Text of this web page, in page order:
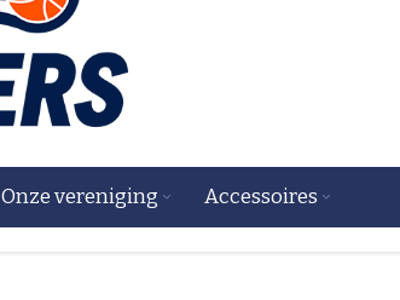
Onze vereniging Accessoires